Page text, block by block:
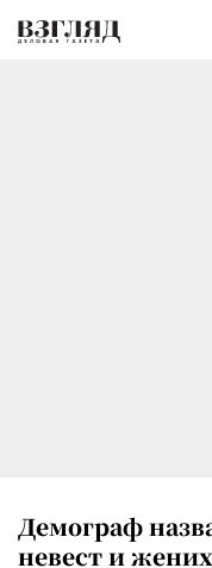
Демограф
невест и